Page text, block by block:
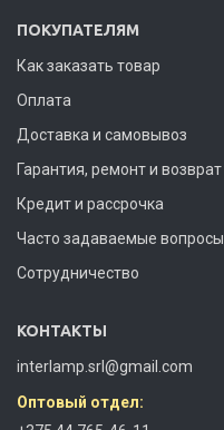
ПОКУПАТЕЛЯМ
Как заказать товар
Оплата
Доставка и самовывоз
Гарантия, ремонт и возврат
Кредит и рассрочка
Часто задаваемые вопросы
Сотрудничество
КОНТАКТЫ
interlamp.srl@gmail.com
Оптовый отдел: